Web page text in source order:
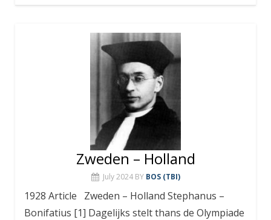
Zweden – Holland
July 2024 BY BOS (TBI)
1928 Article Zweden – Holland Stephanus –
Bonifatius [1] Dagelijks stelt thans de Olympiade